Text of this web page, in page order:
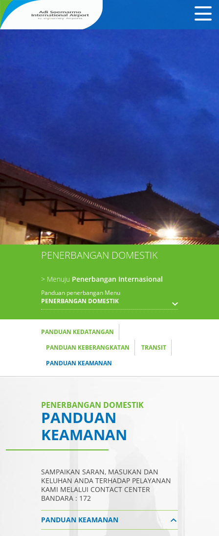
PENERBANGAN DOMESTIK
> Menuju Penerbangan Internasional
Panduan penerbangan Menu
PENERBANGAN DOMESTIK
PANDUAN KEDATANGAN
PANDUAN KEBERANGKATAN
TRANSIT
PANDUAN KEAMANAN
PENERBANGAN DOMESTIK
PANDUAN
KEAMANAN
SAMPAIKAN SARAN, MASUKAN DAN
KELUHAN ANDA TERHADAP PELAYANAN
KAMI MELALUI CONTACT CENTER
BANDARA : 172
PANDUAN KEAMANAN